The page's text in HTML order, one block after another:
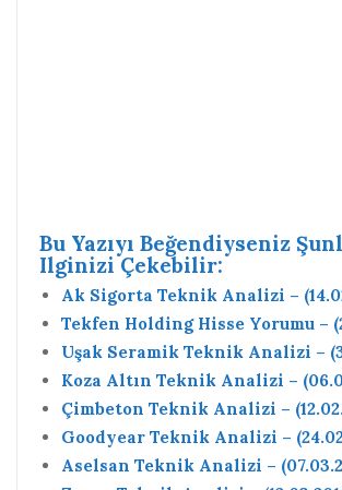
Bu Yazıyı Beğendiyseniz
Ilginizi Çekebilir:
Ak Sigorta Teknik Analizi –
Tekfen Holding Hisse Yorumu –
Uşak Seramik Teknik Analizi –
Koza Altın Teknik Analizi –
Çimbeton Teknik Analizi –
Goodyear Teknik Analizi –
Aselsan Teknik Analizi –